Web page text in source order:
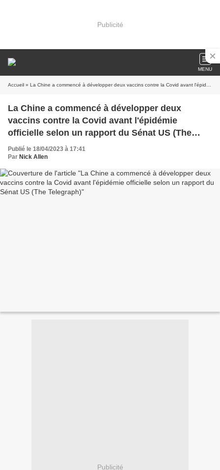
Publicité
MENU
Accueil » La Chine a commencé à développer deux vaccins contre la Covid avant l'épidémie officielle selon un rapport du Sénat US (The Telegraph)
La Chine a commencé à développer deux
vaccins contre la Covid avant l'épidémie
officielle selon un rapport du Sénat US (The
Telegraph)
Publié le 18/04/2023 à 17:41
Par Nick Allen
Publicité